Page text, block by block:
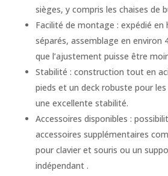
sièges, y compris les chaises de
Facilité de montage : expédié
séparés, assemblage en environ
que l’ajustement puisse être
Stabilité : construction tout en
pieds et un deck robuste pour
une excellente stabilité.
Accessoires disponibles :
accessoires supplémentaires
pour clavier et souris ou un
indépendant ​​​​.